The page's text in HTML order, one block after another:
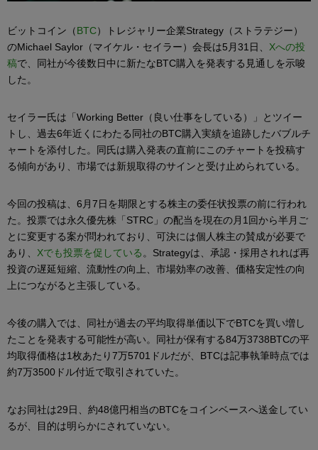
ビットコイン（BTC）トレジャリー企業Strategy（ストラテジー）
のMichael Saylor（マイケル・セイラー）会長は5月31日、 Xへの投
稿で、同社が今後数日中に新たなBTC購入を発表する見通しを示唆
した。
セイラー氏は「Working Better（良い仕事をしている）」とツイー
トし、過去6年近くにわたる同社のBTC購入実績を追跡したバブルチ
ャートを添付した。同氏は購入発表の直前にこのチャートを投稿す
る傾向があり、市場では新規取得のサインと受け止められている。
今回の投稿は、6月7日を期限とする株主の委任状投票の前に行われ
た。投票では永久優先株「STRC」の配当を現在の月1回から半月ご
とに変更する案が問われており、可決には個人株主の賛成が必要で
あり、 Xでも投票を促している。Strategyは、承認・採用されれば再
投資の遅延短縮、流動性の向上、市場効率の改善、価格安定性の向
上につながると主張している。
今後の購入では、同社が過去の平均取得単価以下でBTCを買い増し
たことを発表する可能性が高い。同社が保有する84万3738BTCの平
均取得価格は1枚あたり7万5701ドルだが、BTCは記事執筆時点では
約7万3500ドル付近で取引されていた。
なお同社は29日、約48億円相当のBTCをコインベースへ送金してい
るが、目的は明らかにされていない。